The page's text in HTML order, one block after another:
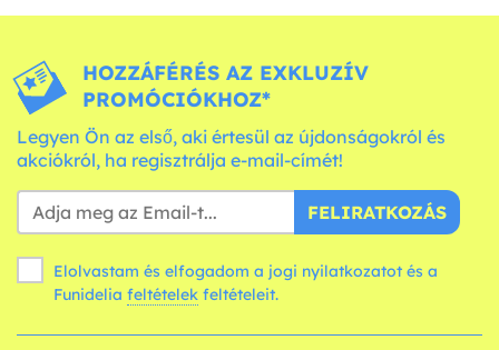
HOZZÁFÉRÉS AZ EXKLUZÍV
PROMÓCIÓKHOZ*
Legyen Ön az első, aki értesül az újdonságokról és
akciókról, ha regisztrálja e-mail-címét!
FELIRATKOZÁS
Elolvastam és elfogadom a jogi nyilatkozatot és a
Funidelia feltételek feltételeit.